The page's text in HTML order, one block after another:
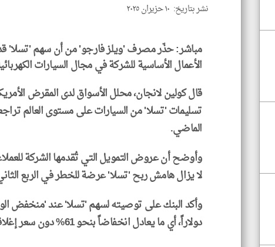
نشر بتاريخ: ١٠ حزيران ٢٠٢٥
مباشر: حذّر مصرف 'ويلز فارجو' من أن سهم
الأعمال الأساسية للشركة في مجال السيارات
قال كولين لانجان، محلل الأسواق لدى المقرض
الماضي.
وأوضح أن عروض التمويل التي تُقدمها الشركة
لا يزال هامش ربح 'تسلا' عرضة للخطر في الربع
دولاراً، أي ما يعادل انخفاضاً بنحو 61% دون سعر إغلاقه في جلسة أمس الإثنين.